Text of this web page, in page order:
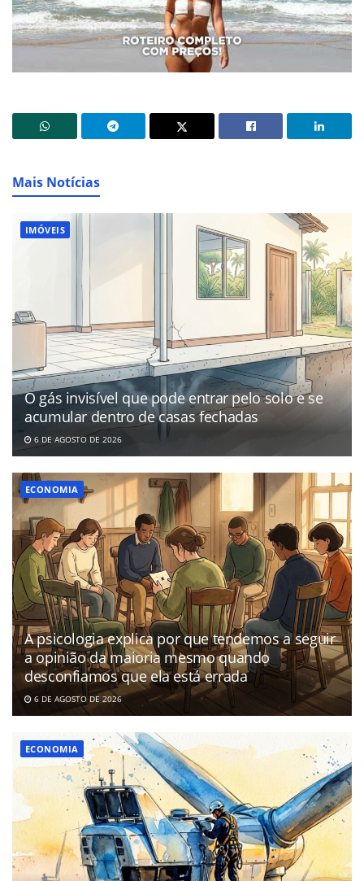
Mais Notícias
IMÓVEIS
O gás invisível que pode entrar pelo solo e se
acumular dentro de casas fechadas
6 DE AGOSTO DE 2026
ECONOMIA
A psicologia explica por que tendemos a seguir
a opinião da maioria mesmo quando
desconfiamos que ela está errada
6 DE AGOSTO DE 2026
ECONOMIA